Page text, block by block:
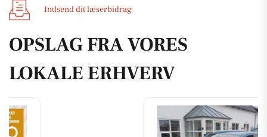
Indsend dit læserbidrag
OPSLAG FRA VORES
LOKALE ERHVERV